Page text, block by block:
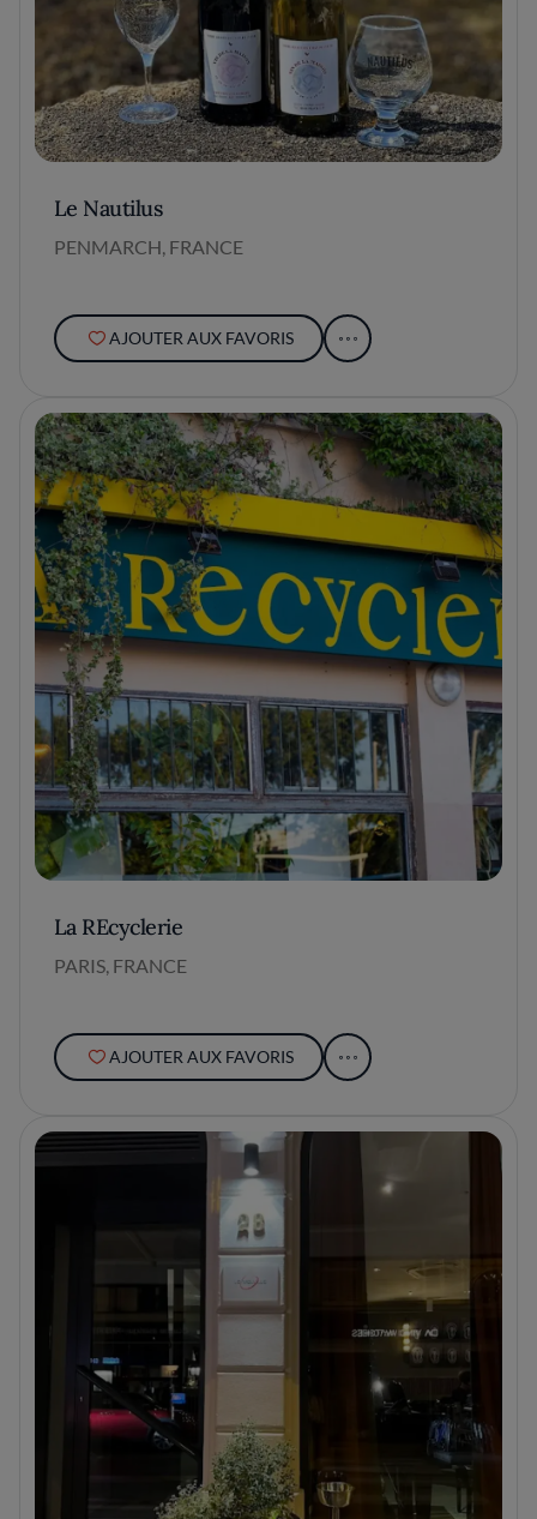
Le Nautilus
PENMARCH, FRANCE
AJOUTER AUX FAVORIS
La REcyclerie
PARIS, FRANCE
AJOUTER AUX FAVORIS